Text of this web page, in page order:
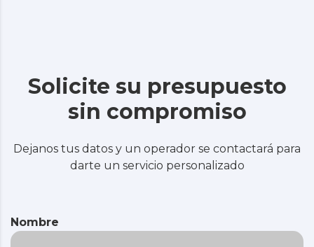
Solicite su presupuesto
sin compromiso
Dejanos tus datos y un operador se contactará para
darte un servicio personalizado
Nombre